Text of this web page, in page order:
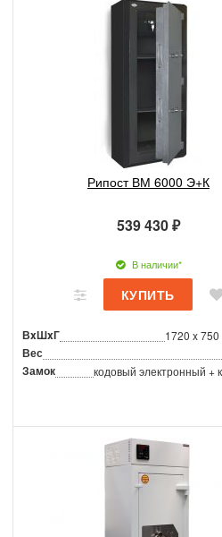
Рипост ВМ 6000 Э+К
539 430 ₽
В наличии*
ВxШxГ 1720 x
Вес
Замок кодовый электронный +